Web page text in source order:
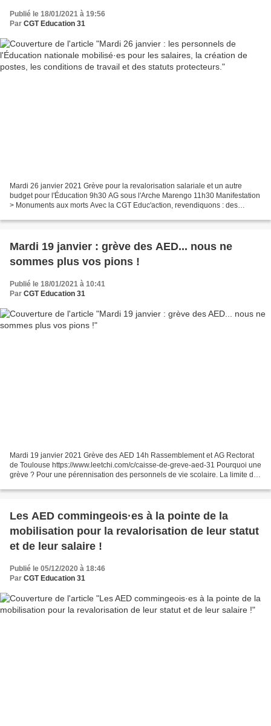
des statuts protecteurs.
Publié le 18/01/2021 à 19:56
Par CGT Education 31
Mardi 26 janvier 2021 Grève pour la revalorisation salariale et un autre
budget pour l'Éducation 9h30 AG sous l'Arche Marengo 11h30 Manifestation
> Monuments aux morts Avec la CGT Educ'action, revendiquons : des
Mardi 19 janvier : grève des AED... nous ne
sommes plus vos pions !
Publié le 18/01/2021 à 10:41
Par CGT Education 31
Mardi 19 janvier 2021 Grève des AED 14h Rassemblement et AG Rectorat
de Toulouse https://www.leetchi.com/c/caisse-de-greve-aed-31 Pourquoi une
grève ? Pour une pérennisation des personnels de vie scolaire. La limite de
Les AED commingeois·es à la pointe de la
mobilisation pour la revalorisation de leur statut
et de leur salaire !
Publié le 05/12/2020 à 18:46
Par CGT Education 31